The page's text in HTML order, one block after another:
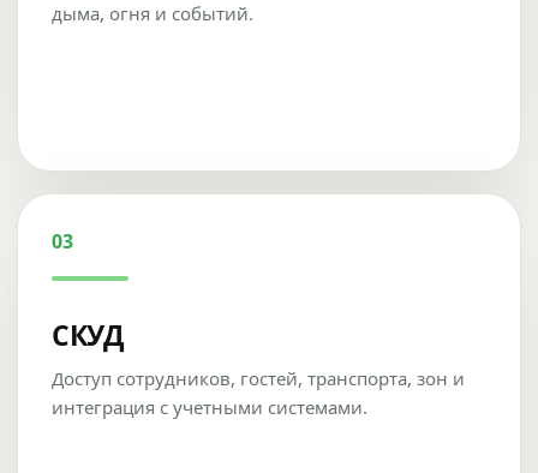
дыма, огня и событий.
03
СКУД
Доступ сотрудников, гостей, транспорта, зон и
интеграция с учетными системами.